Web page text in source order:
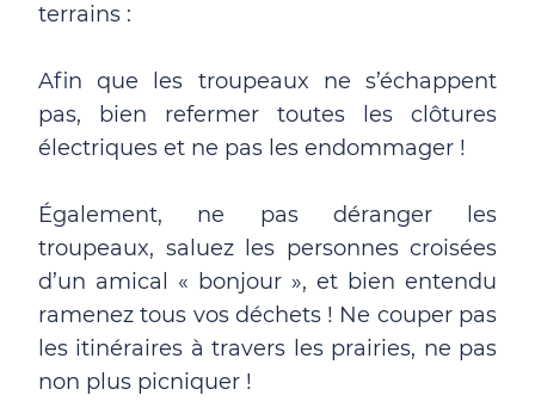
terrains :
Afin que les troupeaux ne s’échappent
pas, bien refermer toutes les clôtures
électriques et ne pas les endommager !
Également, ne pas déranger les
troupeaux, saluez les personnes croisées
d’un amical « bonjour », et bien entendu
ramenez tous vos déchets ! Ne couper pas
les itinéraires à travers les prairies, ne pas
non plus picniquer !